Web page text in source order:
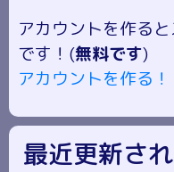
アカウントを作る
です！(無料です)
アカウントを作る！
最近更新さ